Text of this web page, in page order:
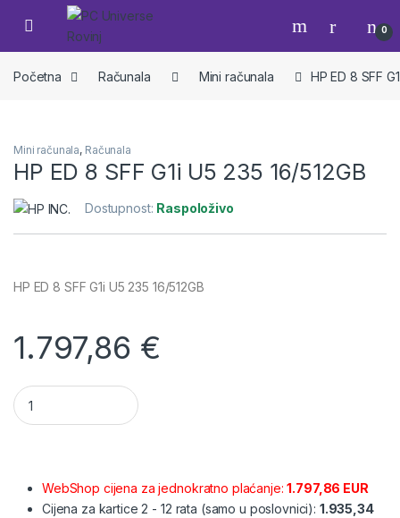
Skip to navigation
Skip to content
Open 0
Početna Računala Mini računala HP ED 8 SFF
Mini računala, Računala
HP ED 8 SFF G1i U5 235 16/512GB
Dostupnost: Raspoloživo
HP ED 8 SFF G1i U5 235 16/512GB
1.797,86 €
HP ED 8 SFF G1i U5 235 16/512GB quantity
WebShop cijena za jednokratno plaćanje:1.797,86 EUR
Cijena za kartice 2 - 12 rata (samo u poslovnici): 1.935,34